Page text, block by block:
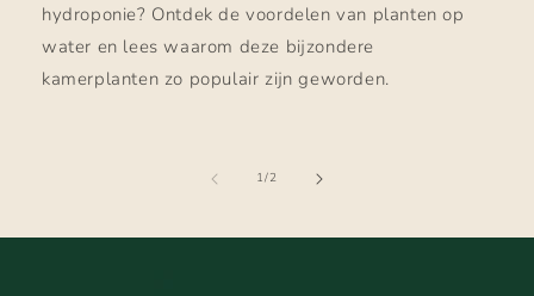
hydroponie? Ontdek de voordelen van planten op
water en lees waarom deze bijzondere
kamerplanten zo populair zijn geworden.
1/van
2